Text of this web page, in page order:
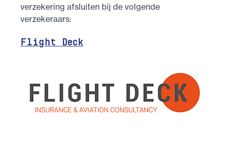
verzekering afsluiten bij de volgende
verzekeraars:
Flight Deck